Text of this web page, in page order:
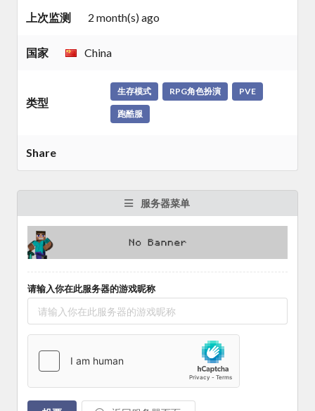
上次监测 2 month(s) ago
国家 China
类型
生存模式 RPG角色扮演 PVE
跑酷服
Share
服务器菜单
请输入你在此服务器的游戏昵称